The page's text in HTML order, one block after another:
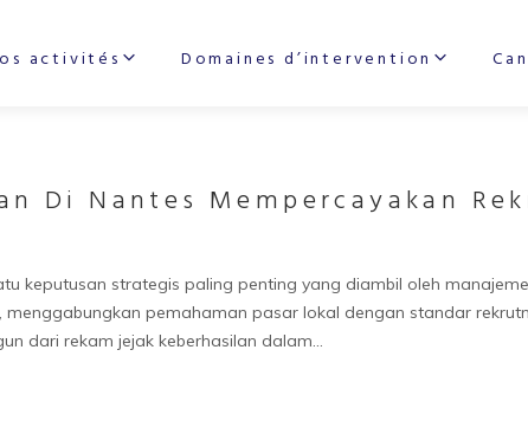
activités Domaines d’intervention
Di Nantes Mempercayakan
keputusan strategis paling penting yang diambil oleh
pemahaman pasar lokal dengan standar
dari rekam jejak keberhasilan dalam…